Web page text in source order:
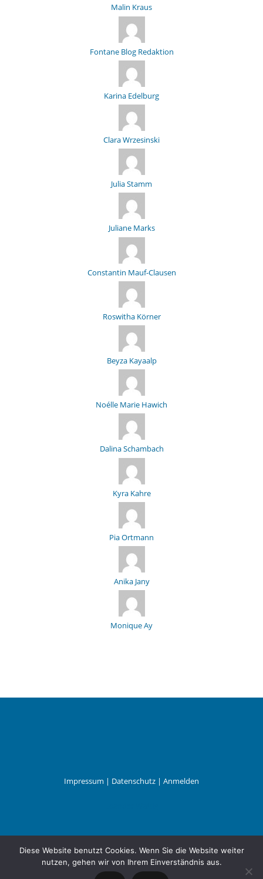
Malin Kraus
Fontane Blog Redaktion
Karina Edelburg
Clara Wrzesinski
Julia Stamm
Juliane Marks
Constantin Mauf-Clausen
Roswitha Körner
Beyza Kayaalp
Noélle Marie Hawich
Dalina Schambach
Kyra Kahre
Pia Ortmann
Anika Jany
Monique Ay
Impressum | Datenschutz | Anmelden
Diese Website benutzt Cookies. Wenn Sie die Website weiter
nutzen, gehen wir von Ihrem Einverständnis aus.